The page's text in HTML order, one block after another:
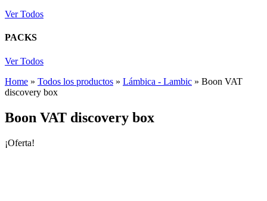
Ver Todos
PACKS
Ver Todos
Home » Todos los productos » Lámbica - Lambic » Boon VAT
discovery box
Boon VAT discovery box
¡Oferta!